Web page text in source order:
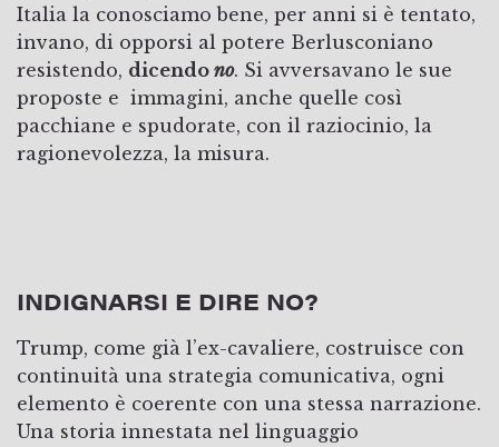
Italia la conosciamo bene, per anni si è tentato,
invano, di opporsi al potere Berlusconiano
resistendo, dicendo no. Si avversavano le sue
proposte e immagini, anche quelle così
pacchiane e spudorate, con il raziocinio, la
ragionevolezza, la misura.
INDIGNARSI E DIRE NO?
Trump, come già l’ex-cavaliere, costruisce con
continuità una strategia comunicativa, ogni
elemento è coerente con una stessa narrazione.
Una storia innestata nel linguaggio